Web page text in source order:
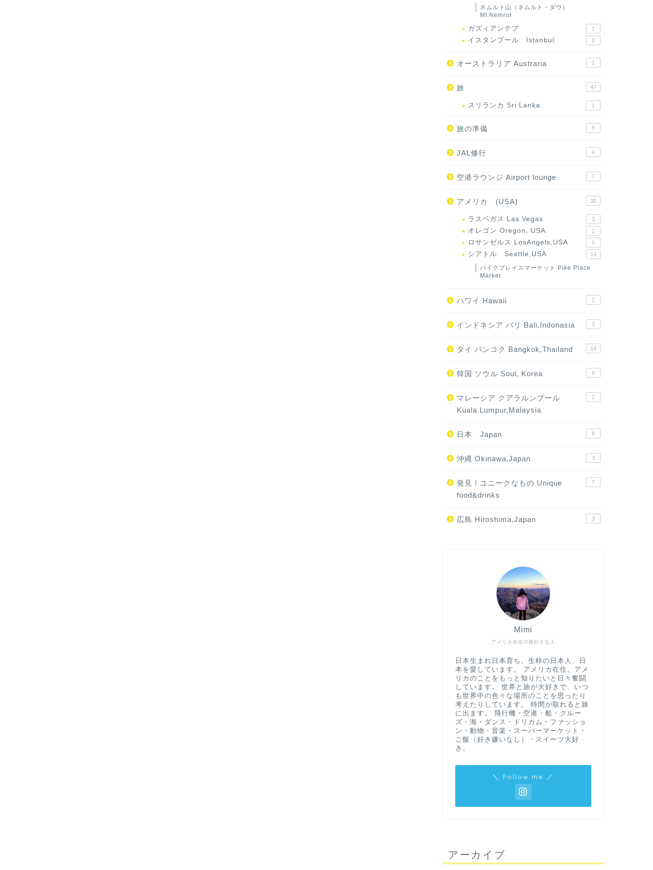
ネムルト山（ネムルト・ダウ）
Mt.Nemrut
ガズィアンテプ 1
イスタンブール Istanbul 2
オーストラリア Austraria 1
旅 47
スリランカ Sri Lanka 1
旅の準備 5
JAL修行 4
空港ラウンジ Airport lounge 7
アメリカ (USA) 30
ラスベガス Las Vegas 3
オレゴン Oregon, USA 1
ロサンゼルス LosAngels,USA 5
シアトル Seattle,USA 13
パイクプレイスマーケット Pike Place
Market
ハワイ Hawaii 2
インドネシア バリ Bali,Indonasia 3
タイ バンコク Bangkok,Thailand 14
韓国 ソウル Soul, Korea 8
マレーシア クアラルンプール
Kuala Lumpur,Malaysia
2
日本 Japan 9
沖縄 Okinawa,Japan 3
発見！ユニークなもの Unique
food&drinks
7
広島 Hiroshima,Japan 3
アメリカ在住の旅好きな人
Mimi
日本生まれ日本育ち、生粋の日本人、日
本を愛しています。 アメリカ在住。アメ
リカのことをもっと知りたいと日々奮闘
しています。 世界と旅が大好きで、いつ
も世界中の色々な場所のことを思ったり
考えたりしています。 時間が取れると旅
に出ます。 飛行機・空港・船・クルー
ズ・海・ダンス・ドリカム・ファッショ
ン・動物・音楽・スーパーマーケット・
ご飯（好き嫌いなし）・スイーツ大好
き。
＼ Follow me ／
アーカイブ